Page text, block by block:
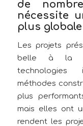
de
nécessite
plus
Les projets
belle à la
technologies
méthodes
plus
mais elles ont
rendent les